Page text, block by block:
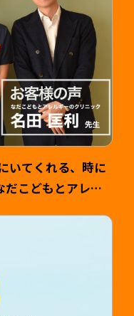
いてくれる、時に
だこどもとアレル